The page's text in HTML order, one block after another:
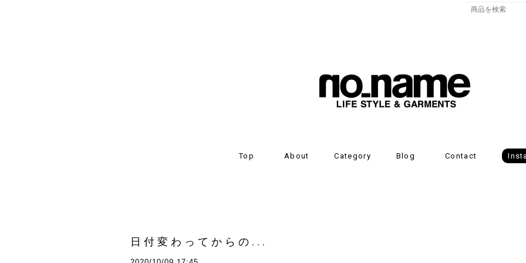
Top About Category Blog Contact
日付変わってからの...